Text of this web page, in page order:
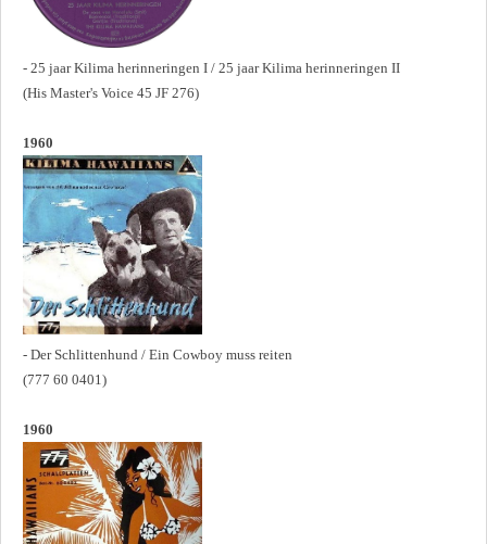
- 25 jaar Kilima herinneringen I / 25 jaar Kilima herinneringen II
(His Master's Voice 45 JF 276)
1960
- Der Schlittenhund / Ein Cowboy muss reiten
(777 60 0401)
1960